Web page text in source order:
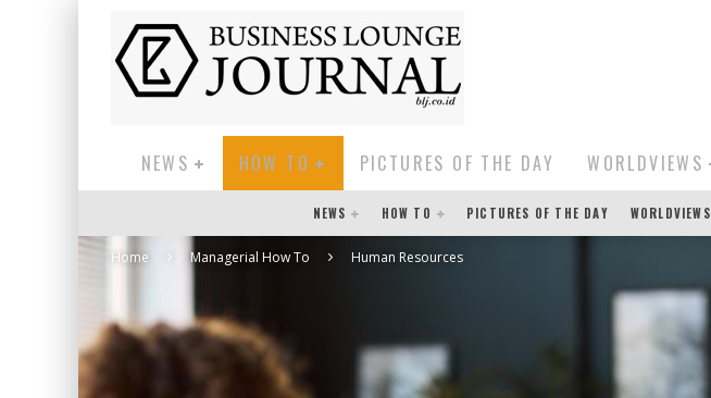
NEWS HOW TO PICTURES OF THE DAY WORLDVIEWS
NEWS HOW TO PICTURES OF THE DAY WORLDVIEWS
Home Managerial How To Human Resources